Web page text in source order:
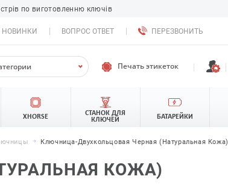
по виготовленню ключів
НОВИНКИ ВОПРОС ОТВЕТ ПЕРЕЗВОНИТЬ
Печать этикеток
XHORSE
СТАНОК ДЛЯ
КЛЮЧЕЙ
БАТАРЕЙКИ
Ключница-Двухкольцовая Черная (натуральная Кожа)
КОЖА)